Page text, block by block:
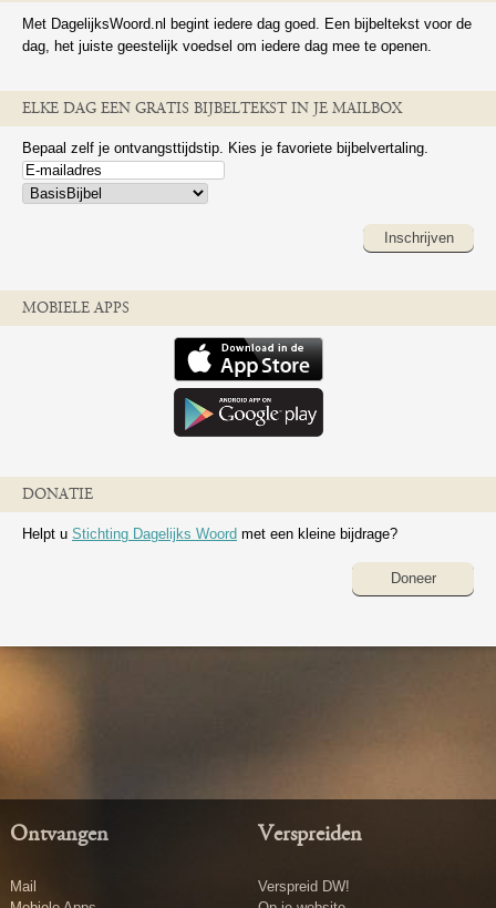
Met DagelijksWoord.nl begint iedere dag goed. Een bijbeltekst voor de
dag, het juiste geestelijk voedsel om iedere dag mee te openen.
ELKE DAG EEN GRATIS BIJBELTEKST IN JE MAILBOX
Bepaal zelf je ontvangsttijdstip. Kies je favoriete bijbelvertaling.
Inschrijven
MOBIELE APPS
DONATIE
Helpt u Stichting Dagelijks Woord met een kleine bijdrage?
Doneer
Ontvangen
Mail
Verspreiden
Verspreid DW!